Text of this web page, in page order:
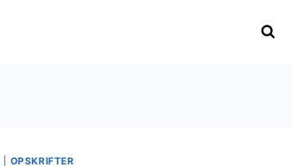
OPSKRIFTER